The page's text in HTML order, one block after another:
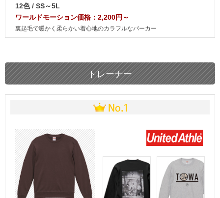
12色 / SS～5L
ワールドモーション価格：2,200円～
裏起毛で暖かく柔らかい着心地のカラフルなパーカー
トレーナー